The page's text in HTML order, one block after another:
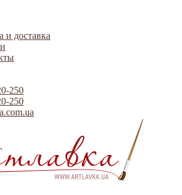
и доставка
250
250